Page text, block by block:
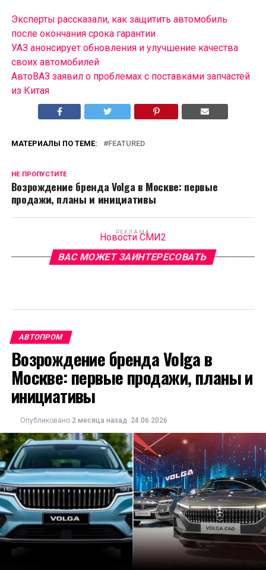
Эксперты рассказали, как защитить автомобиль
после окончания срока гарантии
УАЗ анонсирует обновления и улучшение качества
своих автомобилей
АвтоВАЗ заявил о проблемах с поставками запчастей
из Китая
МАТЕРИАЛЫ ПО ТЕМЕ: FEATURED
НЕ ПРОПУСТИТЕ
Возрождение бренда Volga в Москве: первые
продажи, планы и инициативы
РЕКЛАМА
Новости СМИ2
ВАС МОЖЕТ ЗАИНТЕРЕСОВАТЬ
АВТОПРОМ
Возрождение бренда Volga в
Москве: первые продажи, планы и
инициативы
Опубликовано 2 месяца назад 24.06.2026